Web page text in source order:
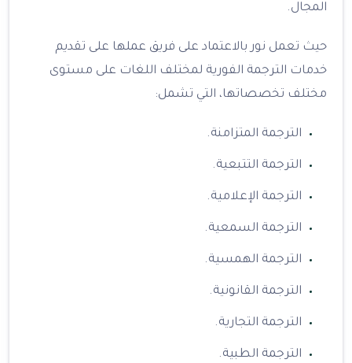
المجال.
حيث تعمل نور بالاعتماد على فريق عملها على تقديم
خدمات الترجمة الفورية لمختلف اللغات على مستوى
مختلف تخصصاتها، التي تشمل:
الترجمة المتزامنة.
الترجمة التتبعية.
الترجمة الإعلامية.
الترجمة السمعية.
الترجمة الهمسية.
الترجمة القانونية.
الترجمة التجارية.
الترجمة الطبية.